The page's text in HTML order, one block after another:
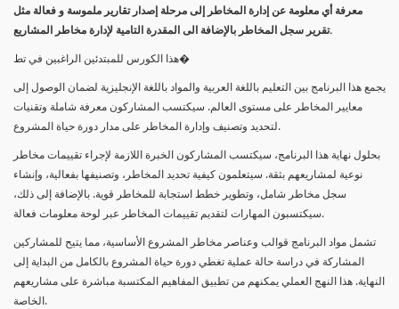
معرفة أي معلومة عن إدارة المخاطر إلى مرحلة إصدار تقارير ملموسة و فعالة مثل
تقرير سجل المخاطر بالإضافة الى المقدرة التامية لإدارة مخاطر المشاريع.
هذا الكورس للمبتدئين الراغبين في تط�
يجمع هذا البرنامج بين التعليم باللغة العربية والمواد باللغة الإنجليزية لضمان الوصول إلى
معايير المخاطر على مستوى العالم. سيكتسب المشاركون معرفة شاملة وتقنيات
لتحديد وتصنيف وإدارة المخاطر على مدار دورة حياة المشروع.
بحلول نهاية هذا البرنامج، سيكتسب المشاركون الخبرة اللازمة لإجراء تقييمات مخاطر
نوعية لمشاريعهم بثقة. سيتعلمون كيفية تحديد المخاطر، وتصنيفها بفعالية، وإنشاء
سجل مخاطر شامل، وتطوير خطط استجابة للمخاطر قوية. بالإضافة إلى ذلك،
سيكتسبون المهارات لتقديم تقييمات المخاطر عبر لوحة معلومات فعالة.
تشمل مواد البرنامج قوالب وعناصر مخاطر المشروع الأساسية، مما يتيح للمشاركين
المشاركة في دراسة حالة عملية تغطي دورة حياة المشروع بالكامل من البداية إلى
النهاية. هذا النهج العملي يمكنهم من تطبيق المفاهيم المكتسبة مباشرة على مشاريعهم
الخاصة.